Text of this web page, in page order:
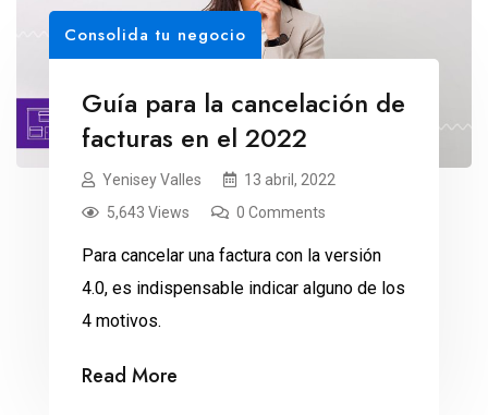
Consolida tu negocio
Guía para la cancelación de
facturas en el 2022
Yenisey Valles
13 abril, 2022
5,643 Views
0 Comments
Para cancelar una factura con la versión
4.0, es indispensable indicar alguno de los
4 motivos.
Read More